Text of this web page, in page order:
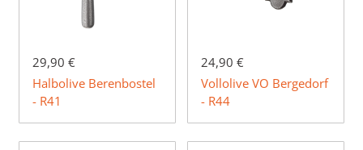
29,90 €
Halbolive Berenbostel
- R41
24,90 €
Vollolive VO Bergedorf
- R44